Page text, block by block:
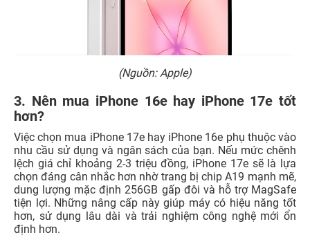
(Nguồn: Apple)
3. Nên mua iPhone 16e hay iPhone 17e tốt
hơn?
Việc chọn mua iPhone 17e hay iPhone 16e phụ thuộc vào
nhu cầu sử dụng và ngân sách của bạn. Nếu mức chênh
lệch giá chỉ khoảng 2-3 triệu đồng, iPhone 17e sẽ là lựa
chọn đáng cân nhắc hơn nhờ trang bị chip A19 mạnh mẽ,
dung lượng mặc định 256GB gấp đôi và hỗ trợ MagSafe
tiện lợi. Những nâng cấp này giúp máy có hiệu năng tốt
hơn, sử dụng lâu dài và trải nghiệm công nghệ mới ổn
định hơn.